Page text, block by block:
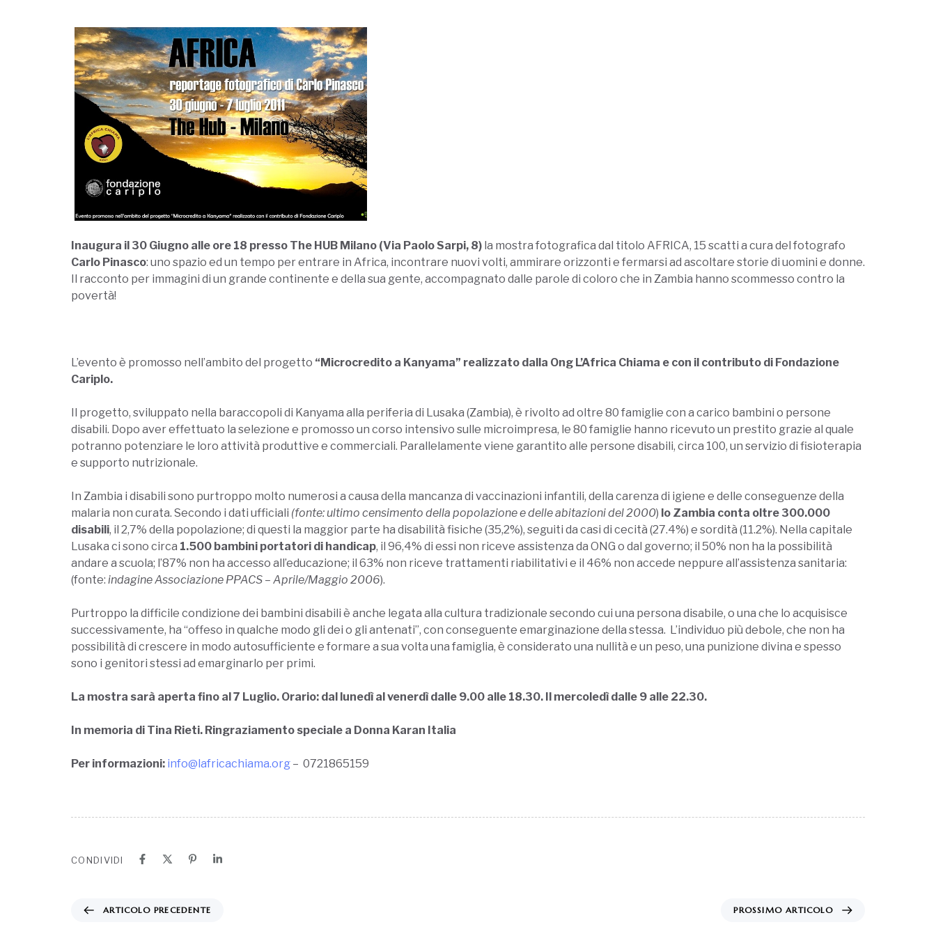
Inaugura il 30 Giugno alle ore 18 presso The HUB Milano (Via Paolo Sarpi, 8) la mostra fotografica dal titolo AFRICA, 15 scatti a cura del fotografo
Carlo Pinasco: uno spazio ed un tempo per entrare in Africa, incontrare nuovi volti, ammirare orizzonti e fermarsi ad ascoltare storie di uomini e donne.
Il racconto per immagini di un grande continente e della sua gente, accompagnato dalle parole di coloro che in Zambia hanno scommesso contro la
povertà!
L’evento è promosso nell’ambito del progetto “Microcredito a Kanyama” realizzato dalla Ong L’Africa Chiama e con il contributo di Fondazione
Cariplo.
Il progetto, sviluppato nella baraccopoli di Kanyama alla periferia di Lusaka (Zambia), è rivolto ad oltre 80 famiglie con a carico bambini o persone
disabili. Dopo aver effettuato la selezione e promosso un corso intensivo sulle microimpresa, le 80 famiglie hanno ricevuto un prestito grazie al quale
potranno potenziare le loro attività produttive e commerciali. Parallelamente viene garantito alle persone disabili, circa 100, un servizio di fisioterapia
e supporto nutrizionale.
In Zambia i disabili sono purtroppo molto numerosi a causa della mancanza di vaccinazioni infantili, della carenza di igiene e delle conseguenze della
malaria non curata. Secondo i dati ufficiali (fonte: ultimo censimento della popolazione e delle abitazioni del 2000) lo Zambia conta oltre 300.000
disabili, il 2,7% della popolazione; di questi la maggior parte ha disabilità fisiche (35,2%), seguiti da casi di cecità (27.4%) e sordità (11.2%). Nella capitale
Lusaka ci sono circa 1.500 bambini portatori di handicap, il 96,4% di essi non riceve assistenza da ONG o dal governo; il 50% non ha la possibilità
andare a scuola; l’87% non ha accesso all’educazione; il 63% non riceve trattamenti riabilitativi e il 46% non accede neppure all’assistenza sanitaria:
(fonte: indagine Associazione PPACS – Aprile/Maggio 2006).
Purtroppo la difficile condizione dei bambini disabili è anche legata alla cultura tradizionale secondo cui una persona disabile, o una che lo acquisisce
successivamente, ha “offeso in qualche modo gli dei o gli antenati”, con conseguente emarginazione della stessa. L’individuo più debole, che non ha
possibilità di crescere in modo autosufficiente e formare a sua volta una famiglia, è considerato una nullità e un peso, una punizione divina e spesso
sono i genitori stessi ad emarginarlo per primi.
La mostra sarà aperta fino al 7 Luglio. Orario: dal lunedì al venerdì dalle 9.00 alle 18.30. Il mercoledì dalle 9 alle 22.30.
In memoria di Tina Rieti. Ringraziamento speciale a Donna Karan Italia
Per informazioni: info@lafricachiama.org – 0721865159
CONDIVIDI
ARTICOLO PRECEDENTE PROSSIMO ARTICOLO